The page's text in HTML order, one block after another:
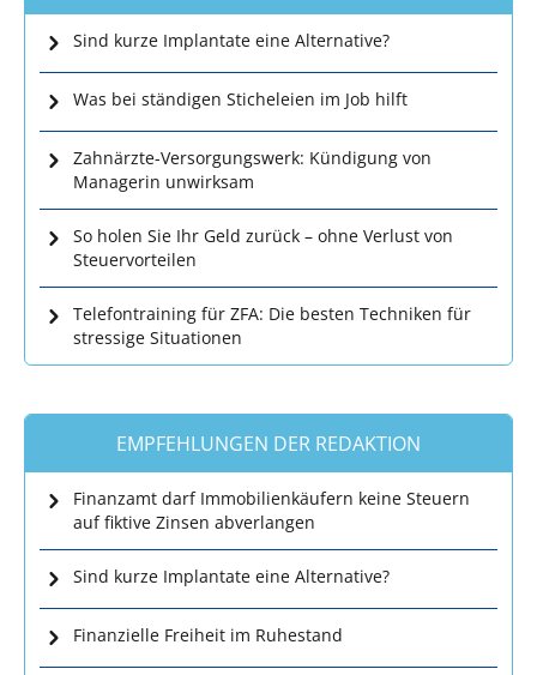
Sind kurze Implantate eine Alternative?
Was bei ständigen Sticheleien im Job hilft
Zahnärzte-Versorgungswerk: Kündigung von
Managerin unwirksam
So holen Sie Ihr Geld zurück – ohne Verlust von
Steuervorteilen
Telefontraining für ZFA: Die besten Techniken für
stressige Situationen
EMPFEHLUNGEN DER REDAKTION
Finanzamt darf Immobilienkäufern keine Steuern
auf fiktive Zinsen abverlangen
Sind kurze Implantate eine Alternative?
Finanzielle Freiheit im Ruhestand